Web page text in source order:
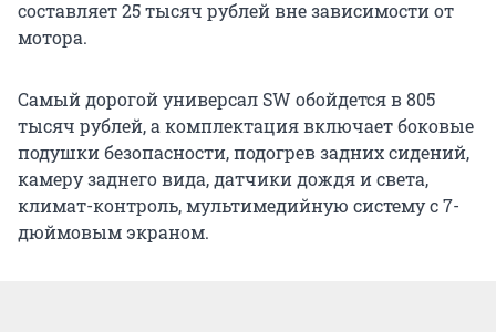
составляет 25 тысяч рублей вне зависимости от
мотора.
Самый дорогой универсал SW обойдется в 805
тысяч рублей, а комплектация включает боковые
подушки безопасности, подогрев задних сидений,
камеру заднего вида, датчики дождя и света,
климат-контроль, мультимедийную систему с 7-
дюймовым экраном.